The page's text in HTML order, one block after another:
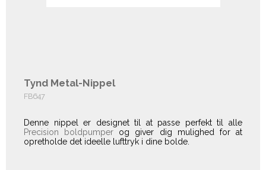
Tynd Metal-Nippel
FB647
Denne nippel er designet til at passe perfekt til alle
Precision boldpumper og giver dig mulighed for at
opretholde det ideelle lufttryk i dine bolde.